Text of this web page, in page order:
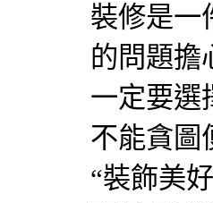
裝修是一
的問題擔
一定要選
不能貪圖
“裝飾美